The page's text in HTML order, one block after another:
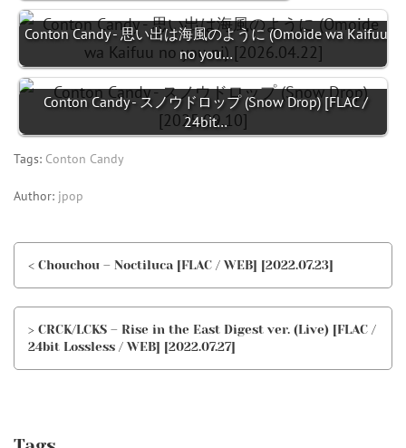
Conton Candy - 思い出は海風のように (Omoide wa Kaifuu
no you…
Conton Candy - スノウドロップ (Snow Drop) [FLAC /
24bit…
Tags: Conton Candy
Author: jpop
< Chouchou – Noctiluca [FLAC / WEB] [2022.07.23]
> CRCK/LCKS – Rise in the East Digest ver. (Live) [FLAC /
24bit Lossless / WEB] [2022.07.27]